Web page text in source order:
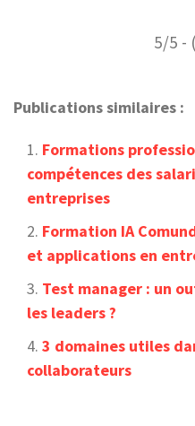
5/5 -
Publications similaires :
Formations
compétences des
entreprises
Formation IA
et applications en
Test manager : un
les leaders ?
3 domaines utiles
collaborateurs